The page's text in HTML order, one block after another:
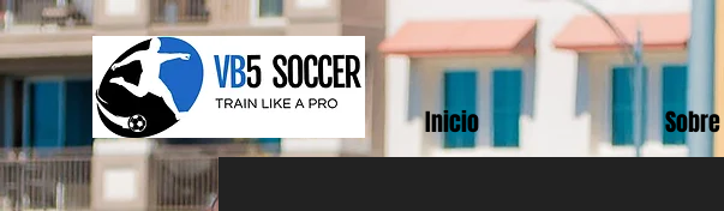
Inicio